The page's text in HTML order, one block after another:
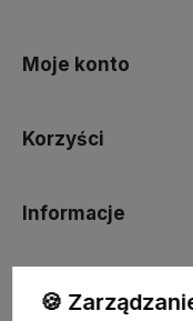
Moje konto
Korzyści
Informacje
BORN2VAPE.PL
🍪